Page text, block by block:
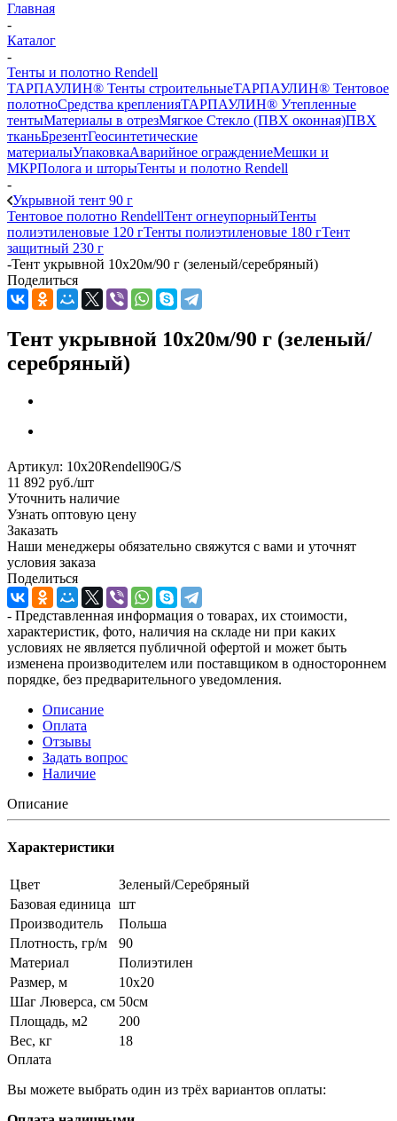
Главная
-
Каталог
-
Тенты и полотно Rendell
ТАРПАУЛИН® Тенты строительныеТАРПАУЛИН® Тентовое
полотноСредства крепленияТАРПАУЛИН® Утепленные
тентыМатериалы в отрезМягкое Стекло (ПВХ оконная)ПВХ
тканьБрезентГеосинтетические
материалыУпаковкаАварийное ограждениеМешки и
МКРПолога и шторыТенты и полотно Rendell
-
Укрывной тент 90 г
Тентовое полотно RendellТент огнеупорныйТенты
полиэтиленовые 120 гТенты полиэтиленовые 180 гТент
защитный 230 г
-Тент укрывной 10х20м/90 г (зеленый/серебряный)
Поделиться
Тент укрывной 10х20м/90 г (зеленый/
серебряный)
Артикул: 10x20Rendell90G/S
11 892 руб./шт
Уточнить наличие
Узнать оптовую цену
Заказать
Наши менеджеры обязательно свяжутся с вами и уточнят
условия заказа
Поделиться
- Представленная информация о товарах, их стоимости,
характеристик, фото, наличия на складе ни при каких
условиях не является публичной офертой и может быть
изменена производителем или поставщиком в одностороннем
порядке, без предварительного уведомления.
Описание
Оплата
Отзывы
Задать вопрос
Наличие
Описание
Характеристики
Цвет
Зеленый/Серебряный
Базовая единица шт
Производитель
Польша
Плотность, гр/м
90
Материал
Полиэтилен
Размер, м
10x20
Шаг Люверса, см 50см
Площадь, м2
200
Вес, кг
18
Оплата
Вы можете выбрать один из трёх вариантов оплаты: